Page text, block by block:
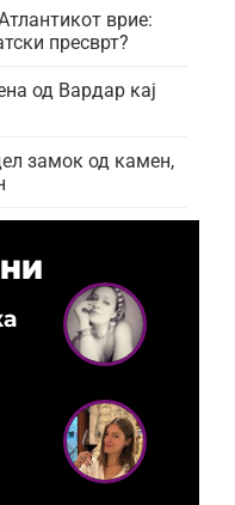
врие:
пресврт?
од Вардар кај
замок од камен,